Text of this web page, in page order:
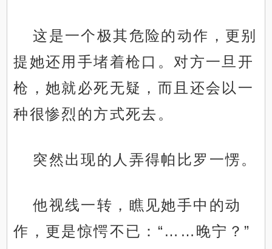
这是一个极其危险的动作，更别
提她还用手堵着枪口。对方一旦开
枪，她就必死无疑，而且还会以一
种很惨烈的方式死去。
突然出现的人弄得帕比罗一愣。
他视线一转，瞧见她手中的动
作，更是惊愕不已：“……晚宁？”